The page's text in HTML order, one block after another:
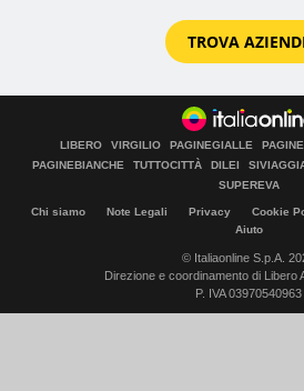
TROVA
LIBERO VIRGILIO PAGINEGIALLE
PAGINEBIANCHE
TUTTOCITTÀ DILEI
SUPEREVA
Chi siamo Note Legali Privacy Cookie
Aiuto
© Italiaonline S.p.A.
Direzione e coordinamento di Libero
P. IVA 03970540963